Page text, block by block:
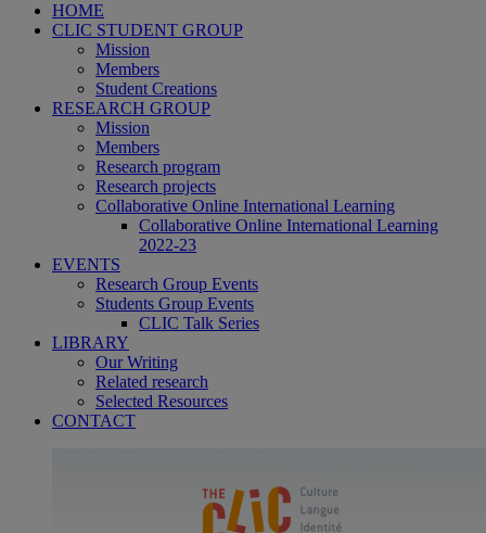
HOME
CLIC STUDENT GROUP
Mission
Members
Student Creations
RESEARCH GROUP
Mission
Members
Research program
Research projects
Collaborative Online International Learning
Collaborative Online International Learning
2022-23
EVENTS
Research Group Events
Students Group Events
CLIC Talk Series
LIBRARY
Our Writing
Related research
Selected Resources
CONTACT